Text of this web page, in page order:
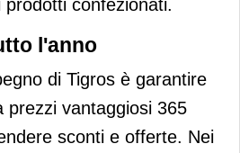
confezionati.
l'anno
di Tigros è garantire
prezzi vantaggiosi 365
sconti e offerte. Nei